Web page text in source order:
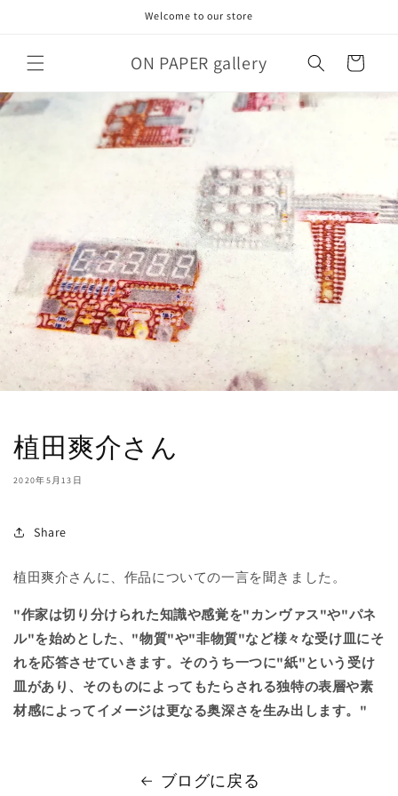
Welcome to our store
ON PAPER gallery
ー
植田爽介さん
2020年5月13日
Share
植田爽介さんに、作品についての一言を聞きました。
"作家は切り分けられた知識や感覚を"カンヴァス"や"パネ
ル"を始めとした、"物質"や"非物質"など様々な受け皿にそ
れを応答させていきます。そのうち一つに"紙"という受け
皿があり、そのものによってもたらされる独特の表層や素
材感によってイメージは更なる奥深さを生み出します。"
ブログに戻る